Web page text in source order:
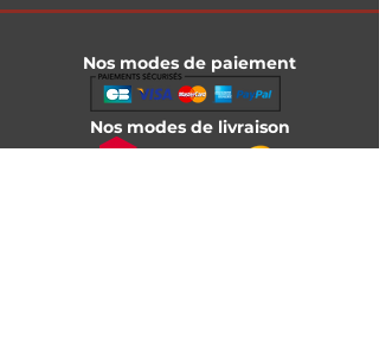
Nos modes de paiement
Nos modes de livraison